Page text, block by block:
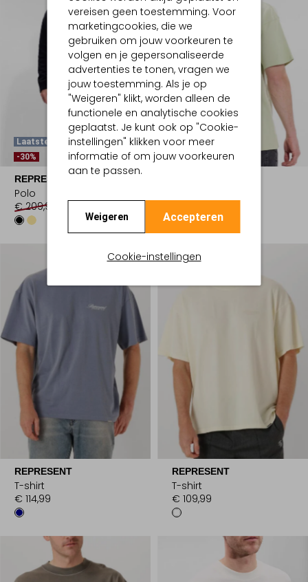
vereisen geen toestemming. Voor
marketingcookies, die we
gebruiken om jouw voorkeuren te
volgen en je gepersonaliseerde
advertenties te tonen, vragen we
jouw toestemming. Als je op
"Weigeren" klikt, worden alleen de
functionele en analytische cookies
geplaatst. Je kunt ook op "Cookie-
instellingen" klikken voor meer
informatie of om jouw voorkeuren
aan te passen.
Weigeren Accepteren
Cookie-instellingen
Laatste Maten
-30%
REPRESENT
Polo
€ 209,99
Laatste Items
REPRESENT
T-shirt
€ 114,99
REPRESENT
T-shirt
€ 109,99